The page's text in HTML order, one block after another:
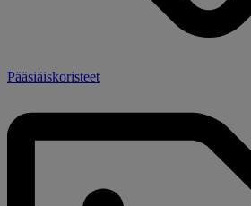
Pääsiäiskoristeet